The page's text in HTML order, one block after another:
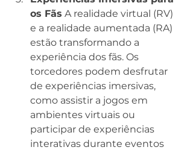
os Fãs A realidade virtual (RV)
e a realidade aumentada (RA)
estão transformando a
experiência dos fãs. Os
torcedores podem desfrutar
de experiências imersivas,
como assistir a jogos em
ambientes virtuais ou
participar de experiências
interativas durante eventos